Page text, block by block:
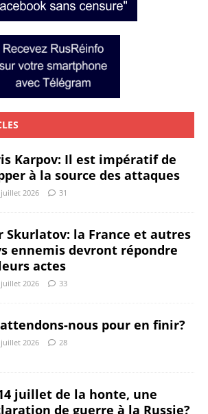
Karpov: Il est impératif de
à la source des attaques
2026 31
Skurlatov: la France et autres
ennemis devront répondre
actes
juillet 2026 33
nous pour en finir?
juillet 2026 28
juillet de la honte, une
de guerre à la Russie?